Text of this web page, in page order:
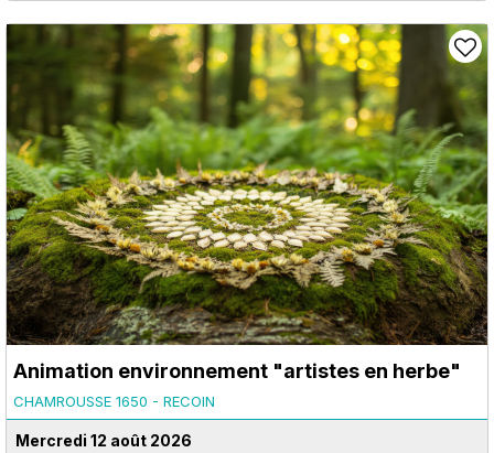
Animation environnement "artistes en herbe"
CHAMROUSSE 1650 - RECOIN
Mercredi 12 août 2026